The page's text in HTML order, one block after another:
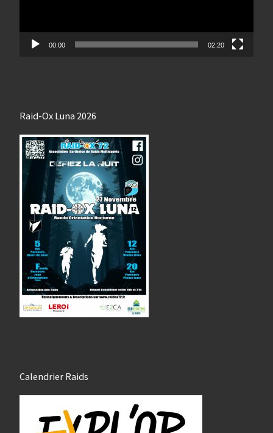
00:00 02:20
Raid-Ox Luna 2026
Calendrier Raids